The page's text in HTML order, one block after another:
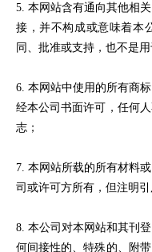
5. 本网站含有通向其他相
接，并不构成或意味着本
同、批准或支持，也不是
6. 本网站中使用的所有商
经本公司书面许可，任何
志；
7. 本网站所载的所有材料
司或许可方所有，但注明
8. 本公司对本网站和其刊
何间接性的、特殊的、附